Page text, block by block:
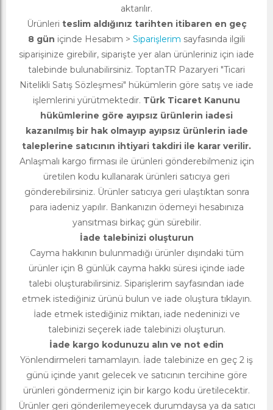
aktarılır.
Ürünleri teslim aldığınız tarihten itibaren en geç
8 gün içinde Hesabım > Siparişlerim sayfasında ilgili
siparişinize girebilir, siparişte yer alan ürünleriniz için iade
talebinde bulunabilirsiniz. ToptanTR Pazaryeri "Ticari
Nitelikli Satış Sözleşmesi" hükümlerin göre satış ve iade
işlemlerini yürütmektedir. Türk Ticaret Kanunu
hükümlerine göre ayıpsız ürünlerin iadesi
kazanılmış bir hak olmayıp ayıpsız ürünlerin iade
taleplerine satıcının ihtiyari takdiri ile karar verilir.
Anlaşmalı kargo firması ile ürünleri gönderebilmeniz için
üretilen kodu kullanarak ürünleri satıcıya geri
gönderebilirsiniz. Ürünler satıcıya geri ulaştıktan sonra
para iadeniz yapılır. Bankanızın ödemeyi hesabınıza
yansıtması birkaç gün sürebilir.
İade talebinizi oluşturun
Cayma hakkının bulunmadığı ürünler dışındaki tüm
ürünler için 8 günlük cayma hakkı süresi içinde iade
talebi oluşturabilirsiniz. Siparişlerim sayfasından iade
etmek istediğiniz ürünü bulun ve iade oluştura tıklayın.
İade etmek istediğiniz miktarı, iade nedeninizi ve
talebinizi seçerek iade talebinizi oluşturun.
İade kargo kodunuzu alın ve not edin
Yönlendirmeleri tamamlayın. İade talebinize en geç 2 iş
günü içinde yanıt gelecek ve satıcının tercihine göre
ürünleri göndermeniz için bir kargo kodu üretilecektir.
Ürünler geri gönderilemeyecek durumdaysa ya da satıcı